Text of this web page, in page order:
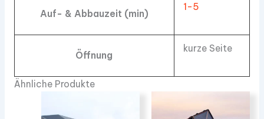
Auf- & Abbauzeit (min)
1-5
Öffnung
kurze Seite
Ähnliche Produkte